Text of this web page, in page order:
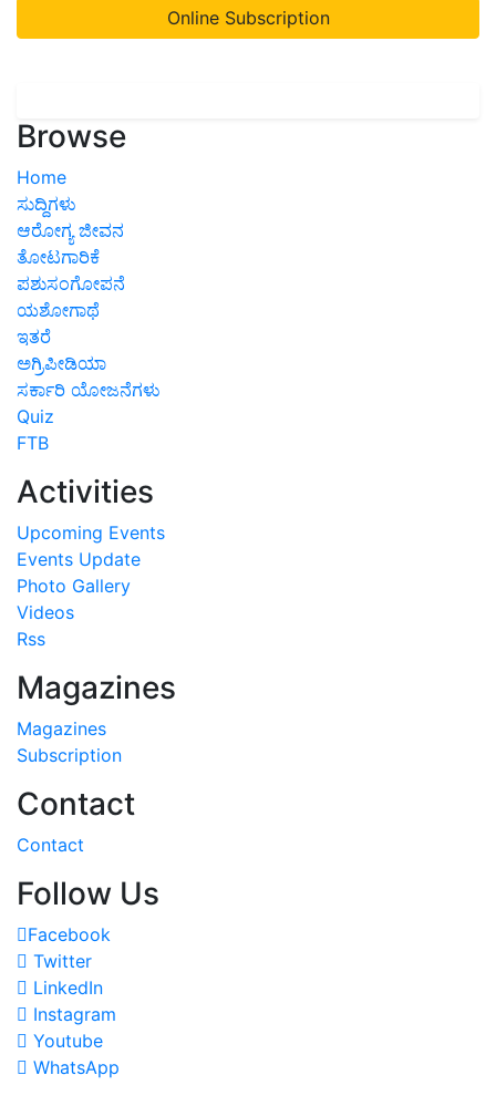
Online Subscription
Browse
Home
ಸುದ್ದಿಗಳು
ಆರೋಗ್ಯ ಜೀವನ
ತೋಟಗಾರಿಕೆ
ಪಶುಸಂಗೋಪನೆ
ಯಶೋಗಾಥೆ
ಇತರೆ
ಅಗ್ರಿಪೀಡಿಯಾ
ಸರ್ಕಾರಿ ಯೋಜನೆಗಳು
Quiz
FTB
Activities
Upcoming Events
Events Update
Photo Gallery
Videos
Rss
Magazines
Magazines
Subscription
Contact
Contact
Follow Us
Facebook
Twitter
LinkedIn
Instagram
Youtube
WhatsApp